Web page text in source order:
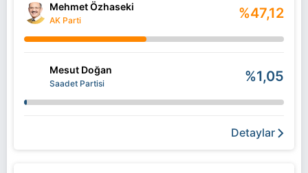
Mehmet Özhaseki
AK Parti %47,12
Mesut Doğan
Saadet Partisi %1,05
Detaylar